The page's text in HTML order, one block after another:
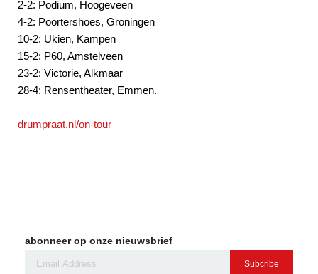
2-2: Podium, Hoogeveen
4-2: Poortershoes, Groningen
10-2: Ukien, Kampen
15-2: P60, Amstelveen
23-2: Victorie, Alkmaar
28-4: Rensentheater, Emmen.
drumpraat.nl/on-tour
abonneer op onze nieuwsbrief
Subcribe